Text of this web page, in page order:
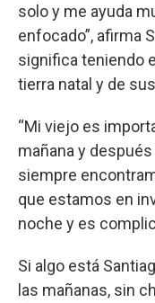
solo y me ayuda
enfocado”, afirma
significa teniendo
tierra natal y de
“Mi viejo es
mañana y
siempre
que estamos en
noche y es
Si algo está
las mañanas, sin